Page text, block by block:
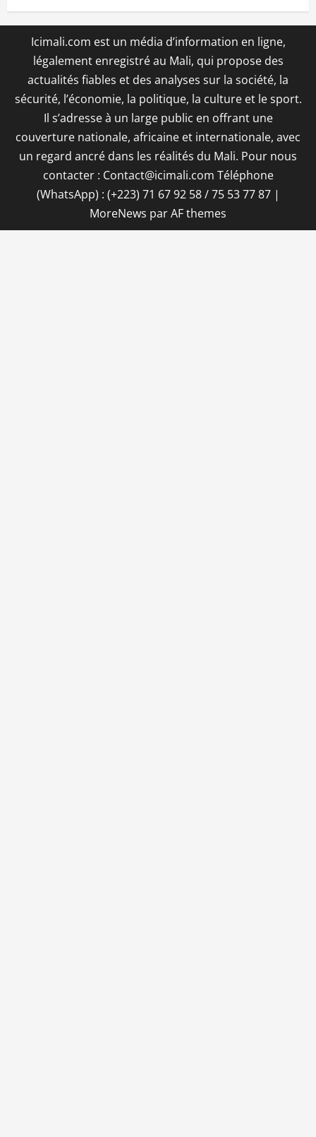
Icimali.com est un média d’information en ligne,
légalement enregistré au Mali, qui propose des
actualités fiables et des analyses sur la société, la
sécurité, l’économie, la politique, la culture et le sport.
Il s’adresse à un large public en offrant une
couverture nationale, africaine et internationale, avec
un regard ancré dans les réalités du Mali. Pour nous
contacter : Contact@icimali.com Téléphone
(WhatsApp) : (+223) 71 67 92 58 / 75 53 77 87 |
MoreNews par AF themes